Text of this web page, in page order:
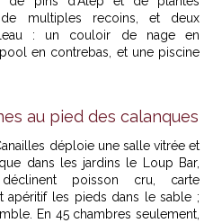
de multiples recoins, et deux
: un couloir de nage en
en contrebas, et une piscine
au pied des calanques
déploie une salle vitrée et
dans les jardins le Loup Bar,
poisson cru, carte
apéritif les pieds dans le sable ;
En 45 chambres seulement,